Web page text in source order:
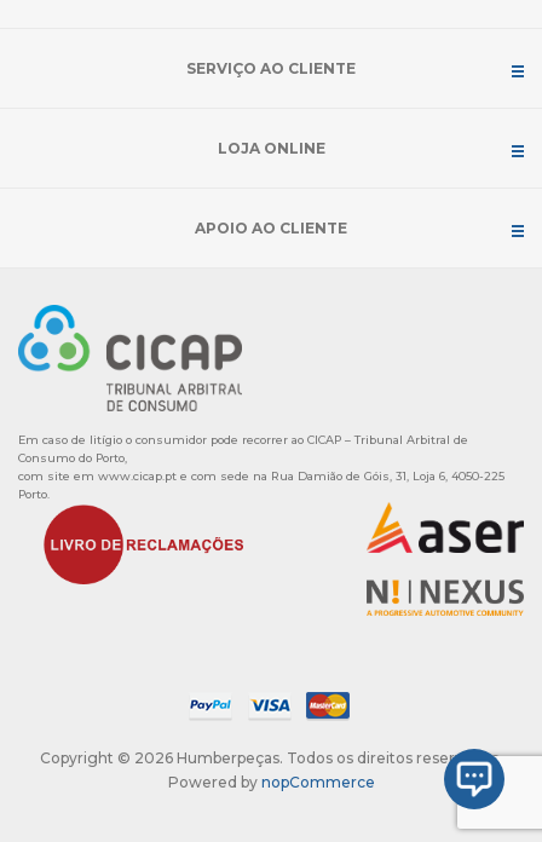
SERVIÇO AO CLIENTE
LOJA ONLINE
APOIO AO CLIENTE
Em caso de litígio o consumidor pode recorrer ao CICAP – Tribunal Arbitral de
Consumo do Porto,
com site em www.cicap.pt e com sede na Rua Damião de Góis, 31, Loja 6, 4050-225
Porto.
Copyright © 2026 Humberpeças. Todos os direitos reservados.
Powered by nopCommerce